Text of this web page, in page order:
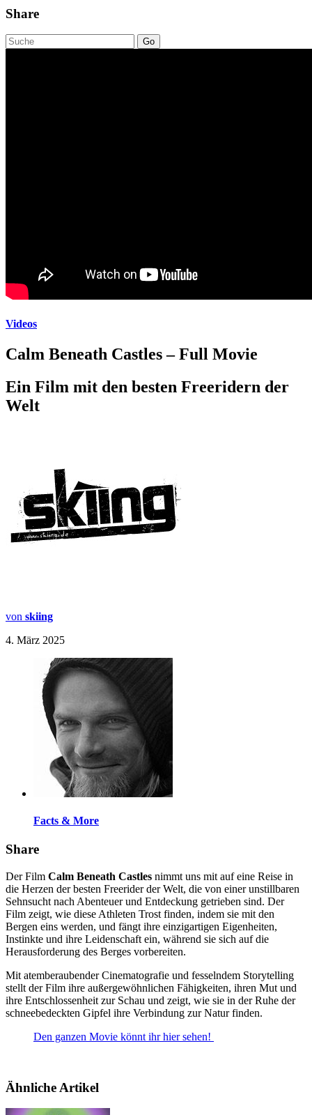
Share
Go
Videos
Calm Beneath Castles – Full Movie
Ein Film mit den besten Freeridern der
Welt
von skiing
4. März 2025
Facts & More
Share
Der Film Calm Beneath Castles nimmt uns mit auf eine Reise in
die Herzen der besten Freerider der Welt, die von einer unstillbaren
Sehnsucht nach Abenteuer und Entdeckung getrieben sind. Der
Film zeigt, wie diese Athleten Trost finden, indem sie mit den
Bergen eins werden, und fängt ihre einzigartigen Eigenheiten,
Instinkte und ihre Leidenschaft ein, während sie sich auf die
Herausforderung des Berges vorbereiten.
Mit atemberaubender Cinematografie und fesselndem Storytelling
stellt der Film ihre außergewöhnlichen Fähigkeiten, ihren Mut und
ihre Entschlossenheit zur Schau und zeigt, wie sie in der Ruhe der
schneebedeckten Gipfel ihre Verbindung zur Natur finden.
Den ganzen Movie könnt ihr hier sehen!
Ähnliche Artikel